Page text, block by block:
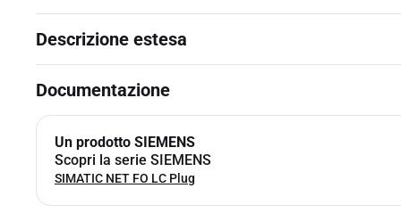
Descrizione estesa
Documentazione
Un prodotto SIEMENS
Scopri la serie SIEMENS
SIMATIC NET FO LC Plug